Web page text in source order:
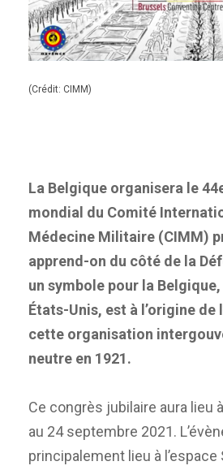
(Crédit: CIMM)
La Belgique organisera le
mondial du Comité
Médecine Militaire (CIMM)
apprend-on du côté de la
un symbole pour la
États-Unis, est à l’origine
cette organisation
neutre en 1921.
Ce congrès jubilaire aura lieu
au 24 septembre 2021.
principalement lieu à l’espace